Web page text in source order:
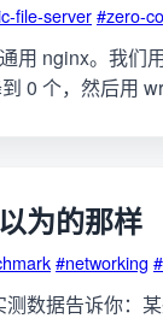
file-server#zero-
nginx。我们
0 个，然后用
为的那样
#networking
数据告诉你：